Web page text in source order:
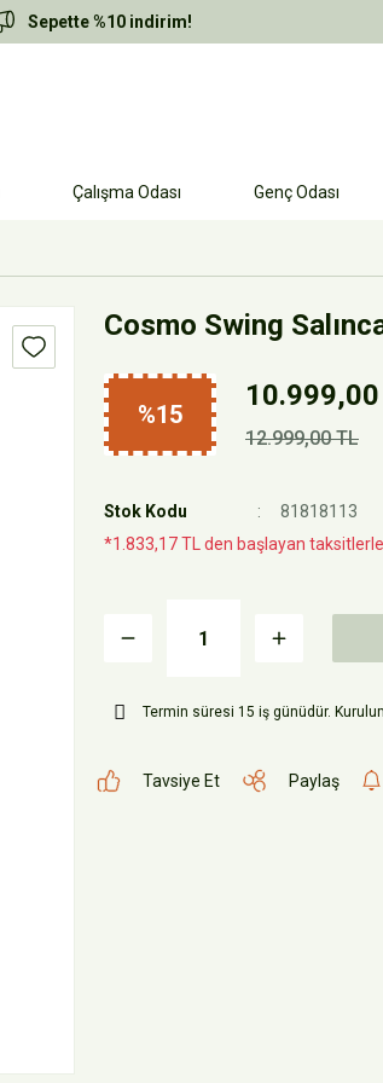
Sepette %10 indirim!
Çalışma Odası Genç Odası
Cosmo Swing
%15
12.999,00 TL
Stok Kodu
81818113
*1.833,17 TL den başlayan
Termin süresi 15 iş günüdür.
Tavsiye Et Paylaş